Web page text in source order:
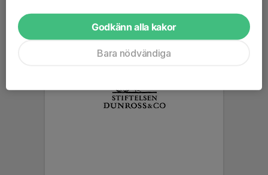
Godkänn alla kakor
Bara nödvändiga